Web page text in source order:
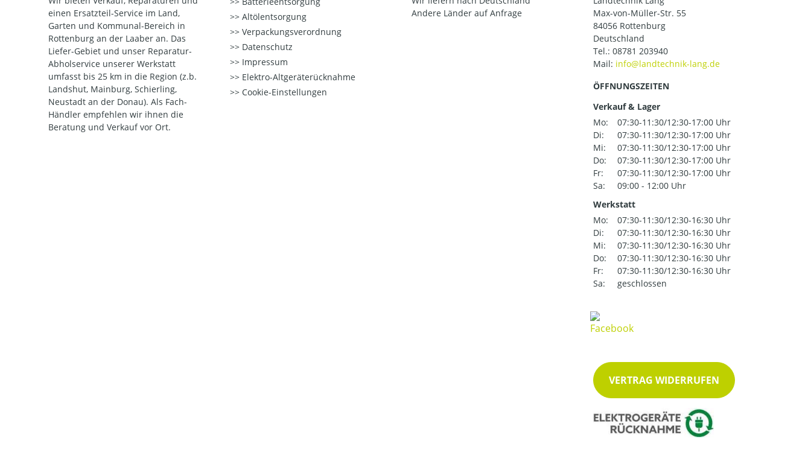
einen Ersatzteil-Service im Land,
Garten und Kommunal-Bereich in
Rottenburg an der Laaber an. Das
Liefer-Gebiet und unser Reparatur-
Abholservice unserer Werkstatt
umfasst bis 25 km in die Region (z.b.
Landshut, Mainburg, Schierling,
Neustadt an der Donau). Als Fach-
Händler empfehlen wir ihnen die
Beratung und Verkauf vor Ort.
Altölentsorgung
Verpackungsverordnung
Datenschutz
Impressum
Elektro-Altgeräterücknahme
Cookie-Einstellungen
Andere Länder auf Anfrage
Max-von-Müller-Str. 55
84056 Rottenburg
Deutschland
Tel.: 08781 203940
Mail:
ÖFFNUNGSZEITEN
Verkauf & Lager
Mo:
07:30-11:30/12:30-17:00 Uhr
Di:
07:30-11:30/12:30-17:00 Uhr
Mi:
07:30-11:30/12:30-17:00 Uhr
Do:
07:30-11:30/12:30-17:00 Uhr
Fr:
07:30-11:30/12:30-17:00 Uhr
Sa:
09:00 - 12:00 Uhr
Werkstatt
Mo:
07:30-11:30/12:30-16:30 Uhr
Di:
07:30-11:30/12:30-16:30 Uhr
Mi:
07:30-11:30/12:30-16:30 Uhr
Do:
07:30-11:30/12:30-16:30 Uhr
Fr:
07:30-11:30/12:30-16:30 Uhr
Sa:
geschlossen
VERTRAG WIDERRUFEN